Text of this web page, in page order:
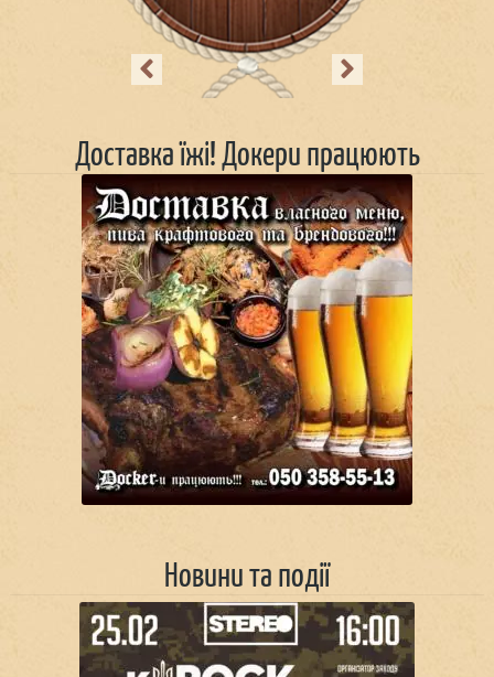
Previous Next
Доставка їжі! Докери працюють
Новини та події